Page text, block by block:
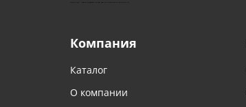
Компания
Каталог
О компании